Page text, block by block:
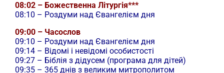
08:02 – Божественна Літургія***
08:10 – Роздуми над Євангелієм дня
09:00 – Часослов
09:10 – Роздуми над Євангелієм дня
09:14 – Відомі і невідомі особистості
09:27 – Біблія з дідусем (програма для дітей)
09:35 – 365 днів з великим митрополитом